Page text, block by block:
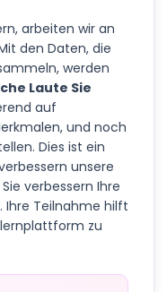
arbeiten wir an
den Daten, die
werden
Laute Sie
auf
und noch
Dies ist ein
unsere
verbessern Ihre
Ihre Teilnahme hilft
zu